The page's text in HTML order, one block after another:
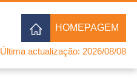
HOMEPAGEM
Última actualização: 2026/08/08